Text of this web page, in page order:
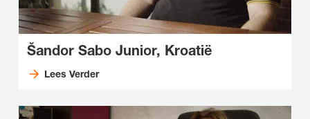
Šandor Sabo Junior, Kroatië
Lees Verder